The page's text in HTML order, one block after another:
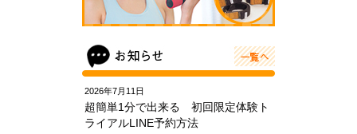
2026年7月11日
超簡単1分で出来る 初回限定体験ト
ライアルLINE予約方法